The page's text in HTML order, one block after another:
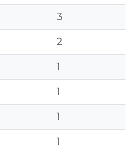
3
2
1
1
1
1